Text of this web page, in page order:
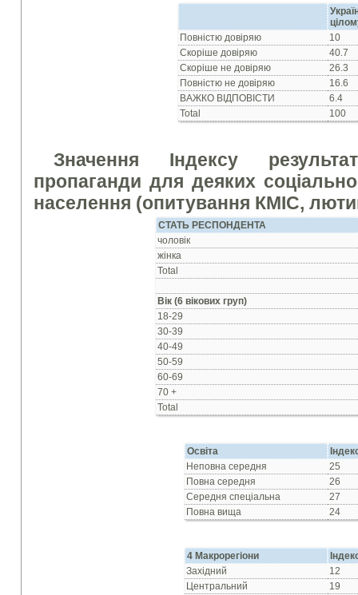
Повнiстю довiряю
10
Скорiше довiряю
40.7
Скорiше не довiряю
26.3
Повнiстю не довiряю
16.6
ВАЖКО ВIДПОВIСТИ
6.4
Total
100
Значення Індексу
пропаганди для деяких
населення (опитування КМІС,
СТАТЬ РЕСПОНДЕНТА
чоловiк
жiнка
Total
Вік (6 вікових груп)
18-29
30-39
40-49
50-59
60-69
70 +
Total
Освіта
Неповна середня
25
Повна середня
26
Середня спецiальна
27
Повна вища
24
4 Макрорегіони
Західний
12
Центральний
19